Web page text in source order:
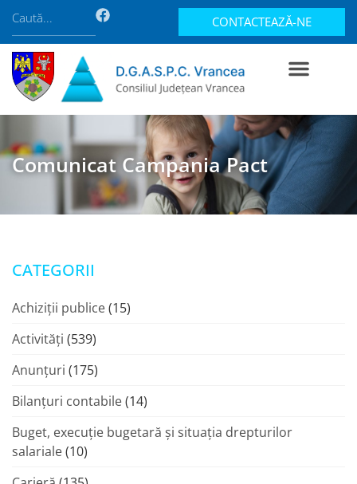
CONTACTEAZĂ-NE
Comunicat Campania Pact
CATEGORII
Achiziții publice(15)
Activități (539)
Anunțuri (175)
Bilanțuri contabile(14)
Buget, execuție bugetară și situația drepturilor
salariale(10)